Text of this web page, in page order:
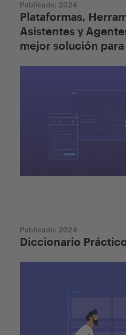
Plataformas,
Asistentes y
mejor solución
Publicado: 2024
Diccionario
Publicado: 2024